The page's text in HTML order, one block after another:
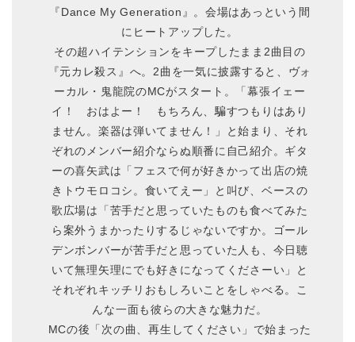
『Dance My Generation』。会場はあっという間
にヒートアップした。
その超ハイテンションをキープしたまま2曲目の
『元カレ殺ス』へ。2曲を一気に披露すると、ヴォ
ーカル・鬼龍院のMCがスタート。「幕張イェー
イ！ おはよー！ もちろん、騙すつもりはあり
ません。楽器は弾いてません！」と始まり、それ
ぞれのメンバー紹介ならぬ順番に自己紹介。ギタ
ーの喜矢武は「フェスで何が好きかって出店の焼
きトウモロコシ。食いてえー」と叫び、ベースの
歌広場は「苦手だと思っていたものも食べてみた
ら案外うまかったりするじゃないですか。ゴール
デンボンバーが苦手だと思っていた人も、今日聴
いて無理矢理にでも好きになってくださーい」と
それぞれキッチリおもしろいことをしゃべる。こ
んな一面も彼らの大きな魅力だ。
MCの後「次の曲、再生してください」で始まった